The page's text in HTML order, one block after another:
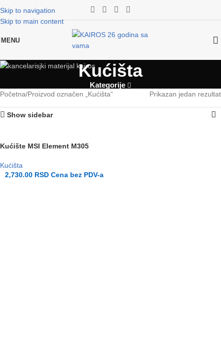
Skip to navigation
Skip to main content
MENU
Kućišta
Kategorije
Početna Proizvod označen „Kućišta“ Prikazan jedan rezultat
Show sidebar
Kućište MSI Element M305
Kućišta
2,730.00 RSDCena bez PDV-a